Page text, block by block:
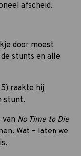
afscheid.
door moest
stunts en alle
raakte hij
stunt.
van No Time to Die
Wat – laten we